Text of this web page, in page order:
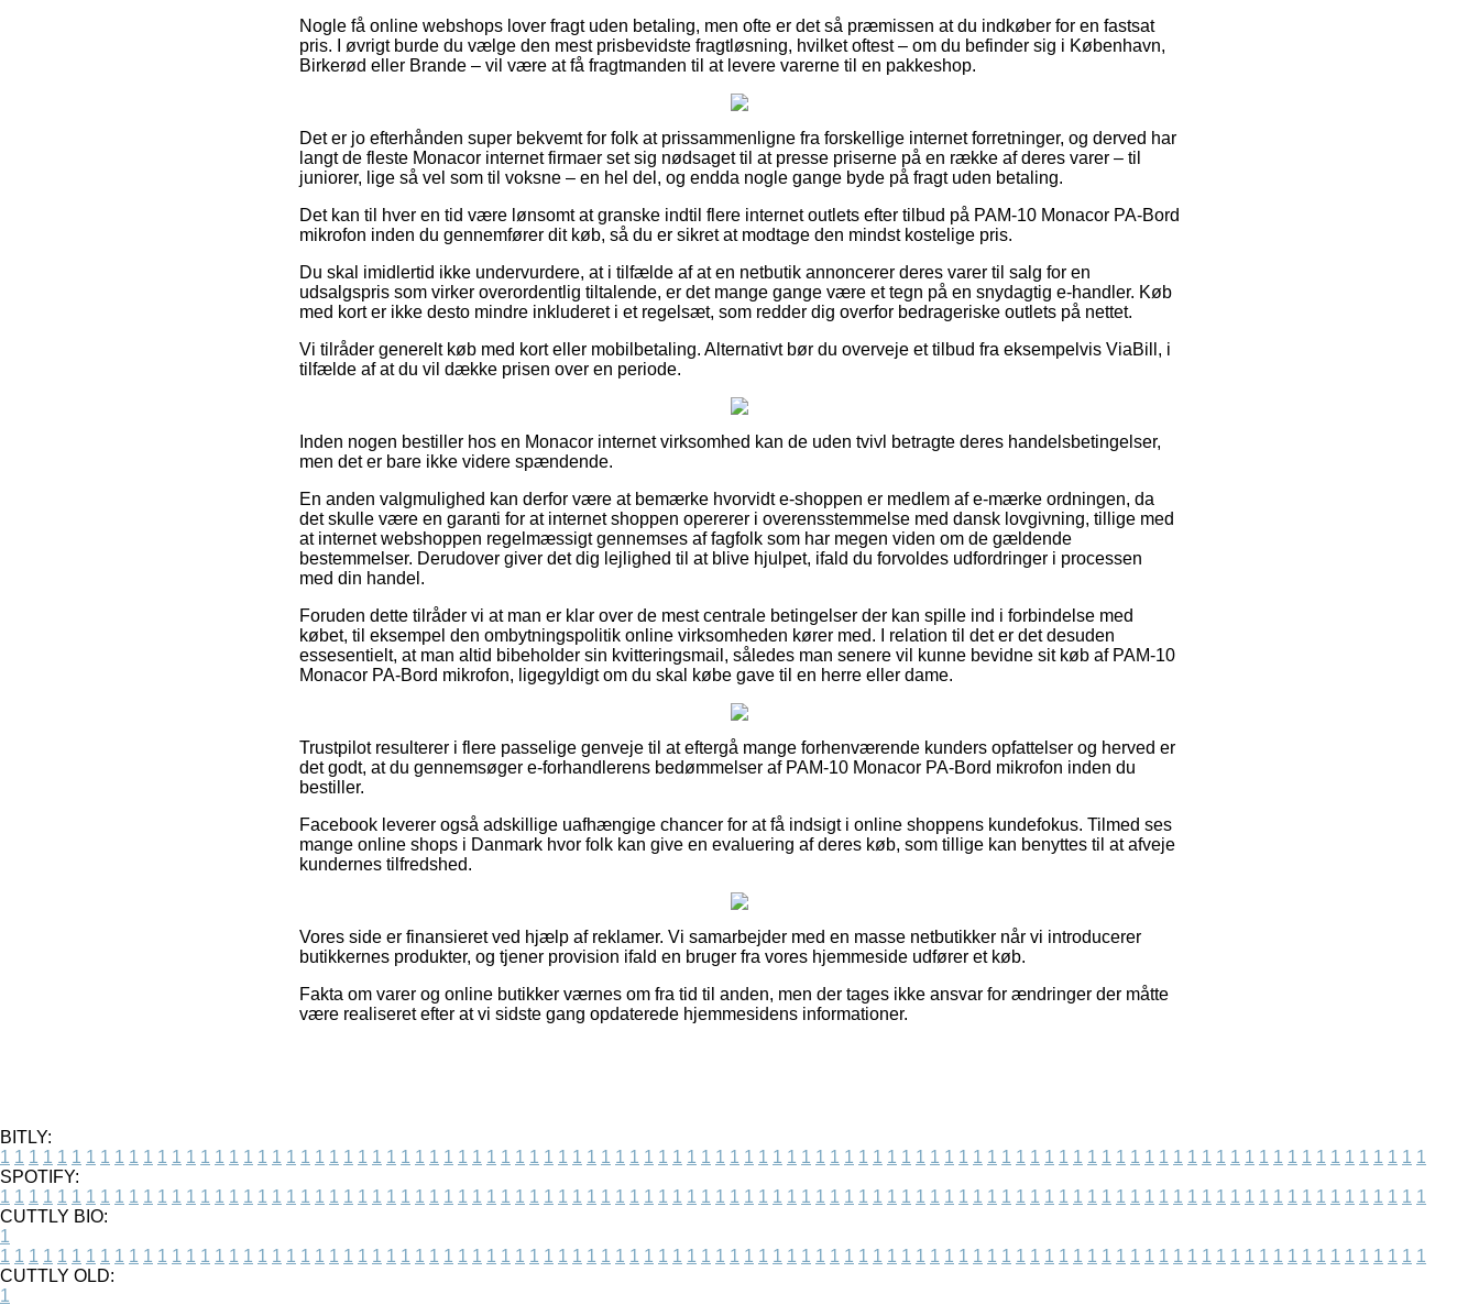
Nogle få online webshops lover fragt uden betaling, men ofte er det så præmissen at du indkøber for en fastsat
pris. I øvrigt burde du vælge den mest prisbevidste fragtløsning, hvilket oftest – om du befinder sig i København,
Birkerød eller Brande – vil være at få fragtmanden til at levere varerne til en pakkeshop.
Det er jo efterhånden super bekvemt for folk at prissammenligne fra forskellige internet forretninger, og derved har
langt de fleste Monacor internet firmaer set sig nødsaget til at presse priserne på en række af deres varer – til
juniorer, lige så vel som til voksne – en hel del, og endda nogle gange byde på fragt uden betaling.
Det kan til hver en tid være lønsomt at granske indtil flere internet outlets efter tilbud på PAM-10 Monacor PA-Bord
mikrofon inden du gennemfører dit køb, så du er sikret at modtage den mindst kostelige pris.
Du skal imidlertid ikke undervurdere, at i tilfælde af at en netbutik annoncerer deres varer til salg for en
udsalgspris som virker overordentlig tiltalende, er det mange gange være et tegn på en snydagtig e-handler. Køb
med kort er ikke desto mindre inkluderet i et regelsæt, som redder dig overfor bedrageriske outlets på nettet.
Vi tilråder generelt køb med kort eller mobilbetaling. Alternativt bør du overveje et tilbud fra eksempelvis ViaBill, i
tilfælde af at du vil dække prisen over en periode.
Inden nogen bestiller hos en Monacor internet virksomhed kan de uden tvivl betragte deres handelsbetingelser,
men det er bare ikke videre spændende.
En anden valgmulighed kan derfor være at bemærke hvorvidt e-shoppen er medlem af e-mærke ordningen, da
det skulle være en garanti for at internet shoppen opererer i overensstemmelse med dansk lovgivning, tillige med
at internet webshoppen regelmæssigt gennemses af fagfolk som har megen viden om de gældende
bestemmelser. Derudover giver det dig lejlighed til at blive hjulpet, ifald du forvoldes udfordringer i processen
med din handel.
Foruden dette tilråder vi at man er klar over de mest centrale betingelser der kan spille ind i forbindelse med
købet, til eksempel den ombytningspolitik online virksomheden kører med. I relation til det er det desuden
essesentielt, at man altid bibeholder sin kvitteringsmail, således man senere vil kunne bevidne sit køb af PAM-10
Monacor PA-Bord mikrofon, ligegyldigt om du skal købe gave til en herre eller dame.
Trustpilot resulterer i flere passelige genveje til at eftergå mange forhenværende kunders opfattelser og herved er
det godt, at du gennemsøger e-forhandlerens bedømmelser af PAM-10 Monacor PA-Bord mikrofon inden du
bestiller.
Facebook leverer også adskillige uafhængige chancer for at få indsigt i online shoppens kundefokus. Tilmed ses
mange online shops i Danmark hvor folk kan give en evaluering af deres køb, som tillige kan benyttes til at afveje
kundernes tilfredshed.
Vores side er finansieret ved hjælp af reklamer. Vi samarbejder med en masse netbutikker når vi introducerer
butikkernes produkter, og tjener provision ifald en bruger fra vores hjemmeside udfører et køb.
Fakta om varer og online butikker værnes om fra tid til anden, men der tages ikke ansvar for ændringer der måtte
være realiseret efter at vi sidste gang opdaterede hjemmesidens informationer.
BITLY:
1 1 1 1 1 1 1 1 1 1 1 1 1 1 1 1 1 1 1 1 1 1 1 1 1 1 1 1 1 1 1 1 1 1 1 1 1 1 1 1 1 1 1 1 1 1 1 1 1 1 1 1 1 1 1 1 1 1 1 1 1 1 1 1 1 1 1 1 1 1 1 1 1 1 1 1 1 1 1 1 1 1 1 1 1 1 1 1 1 1 1 1 1 1 1 1 1 1 1 1
SPOTIFY:
1 1 1 1 1 1 1 1 1 1 1 1 1 1 1 1 1 1 1 1 1 1 1 1 1 1 1 1 1 1 1 1 1 1 1 1 1 1 1 1 1 1 1 1 1 1 1 1 1 1 1 1 1 1 1 1 1 1 1 1 1 1 1 1 1 1 1 1 1 1 1 1 1 1 1 1 1 1 1 1 1 1 1 1 1 1 1 1 1 1 1 1 1 1 1 1 1 1 1 1
CUTTLY BIO:
1
1 1 1 1 1 1 1 1 1 1 1 1 1 1 1 1 1 1 1 1 1 1 1 1 1 1 1 1 1 1 1 1 1 1 1 1 1 1 1 1 1 1 1 1 1 1 1 1 1 1 1 1 1 1 1 1 1 1 1 1 1 1 1 1 1 1 1 1 1 1 1 1 1 1 1 1 1 1 1 1 1 1 1 1 1 1 1 1 1 1 1 1 1 1 1 1 1 1 1 1
CUTTLY OLD:
1